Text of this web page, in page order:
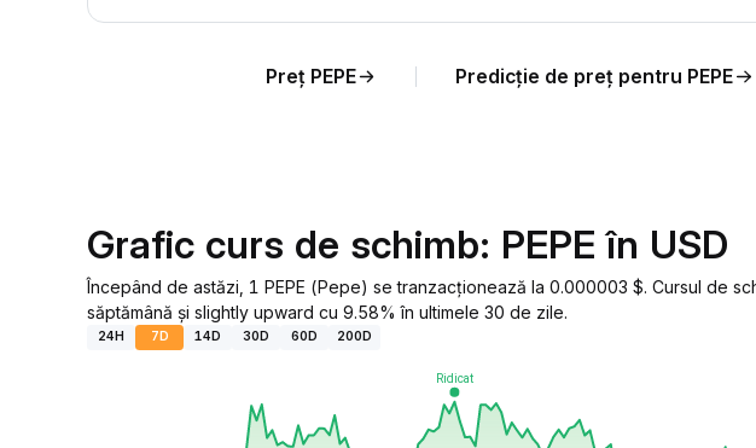
Preț PEPE Predicție de preț pentru PEPE
Grafic curs de schimb: PEPE în USD
Începând de astăzi, 1 PEPE (Pepe) se tranzacționează la 0.000003 $. Cursul de
săptămână și slightly upward cu 9.58% în ultimele 30 de zile.
24H 7D 14D 30D 60D 200D